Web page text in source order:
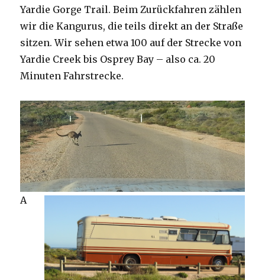
Yardie Gorge Trail. Beim Zurückfahren zählen
wir die Kangurus, die teils direkt an der Straße
sitzen. Wir sehen etwa 100 auf der Strecke von
Yardie Creek bis Osprey Bay – also ca. 20
Minuten Fahrstrecke.
A